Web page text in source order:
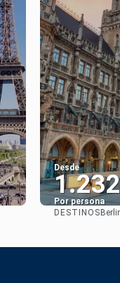
Desde
Por persona
DESTINOS